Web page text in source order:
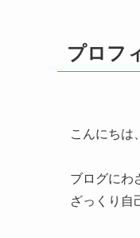
プロフ
こんにちは
ブログにわ
ざっくり自